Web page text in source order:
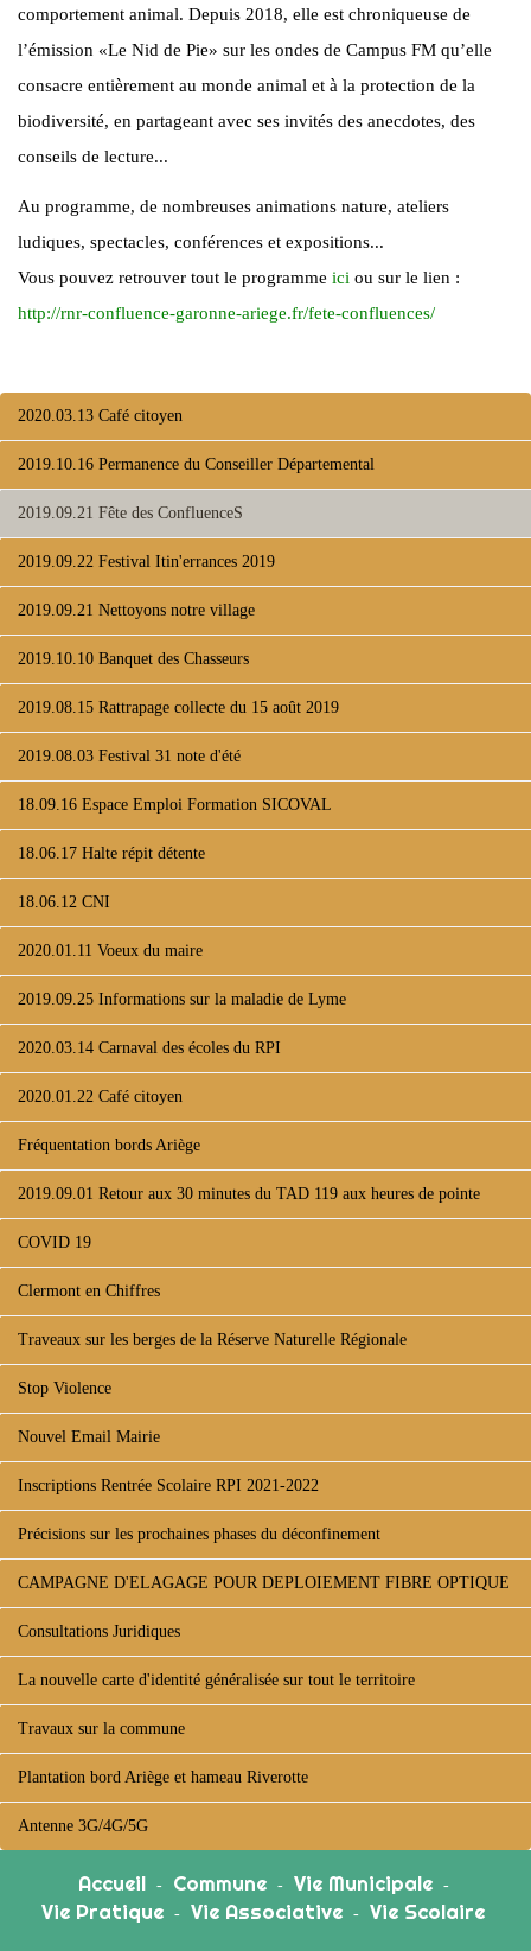
comportement animal. Depuis 2018, elle est chroniqueuse de
l’émission «Le Nid de Pie» sur les ondes de Campus FM qu’elle
consacre entièrement au monde animal et à la protection de la
biodiversité, en partageant avec ses invités des anecdotes, des
conseils de lecture...
Au programme, de nombreuses animations nature, ateliers
ludiques, spectacles, conférences et expositions...
Vous pouvez retrouver tout le programme ici ou sur le lien :
http://rnr-confluence-garonne-ariege.fr/fete-confluences/
2020.03.13 Café citoyen
2019.10.16 Permanence du Conseiller Départemental
2019.09.21 Fête des ConfluenceS
2019.09.22 Festival Itin'errances 2019
2019.09.21 Nettoyons notre village
2019.10.10 Banquet des Chasseurs
2019.08.15 Rattrapage collecte du 15 août 2019
2019.08.03 Festival 31 note d'été
18.09.16 Espace Emploi Formation SICOVAL
18.06.17 Halte répit détente
18.06.12 CNI
2020.01.11 Voeux du maire
2019.09.25 Informations sur la maladie de Lyme
2020.03.14 Carnaval des écoles du RPI
2020.01.22 Café citoyen
Fréquentation bords Ariège
2019.09.01 Retour aux 30 minutes du TAD 119 aux heures de pointe
COVID 19
Clermont en Chiffres
Traveaux sur les berges de la Réserve Naturelle Régionale
Stop Violence
Nouvel Email Mairie
Inscriptions Rentrée Scolaire RPI 2021-2022
Précisions sur les prochaines phases du déconfinement
CAMPAGNE D'ELAGAGE POUR DEPLOIEMENT FIBRE OPTIQUE
Consultations Juridiques
La nouvelle carte d'identité généralisée sur tout le territoire
Travaux sur la commune
Plantation bord Ariège et hameau Riverotte
Antenne 3G/4G/5G
Accueil - Commune - Vie Municipale -
Vie Pratique - Vie Associative - Vie Scolaire